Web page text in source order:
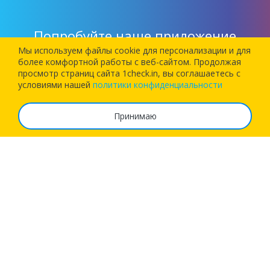
Попробуйте наше приложение
Установите наше приложение и позвольте 1Checkin
зарегистрировать вас на следующий рейс!
Мы используем файлы cookie для персонализации и для
более комфортной работы c веб-сайтом. Продолжая
просмотр страниц сайта 1check.in, вы соглашаетесь с
условиями нашей политики конфиденциальности
Принимаю